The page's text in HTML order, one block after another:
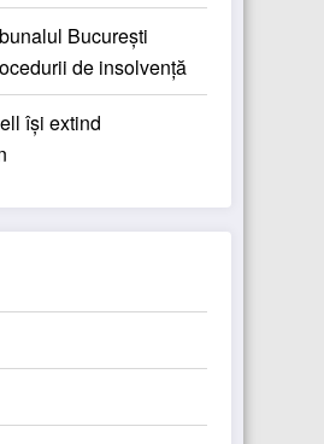
București
de insolvență
își extind